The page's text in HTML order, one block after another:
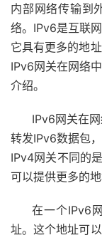
内部网络传输到
络。IPv6是互联
它具有更多的地
IPv6网关在网络
介绍。
IPv6网关在
转发IPv6数据包
IPv4网关不同的
可以提供更多的
在一个IPv6
址。这个地址可